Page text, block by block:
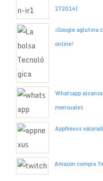
2T2014)
¡Google aglutina
online!
Whatsapp
mensuales
AppNexus
Amazon compra